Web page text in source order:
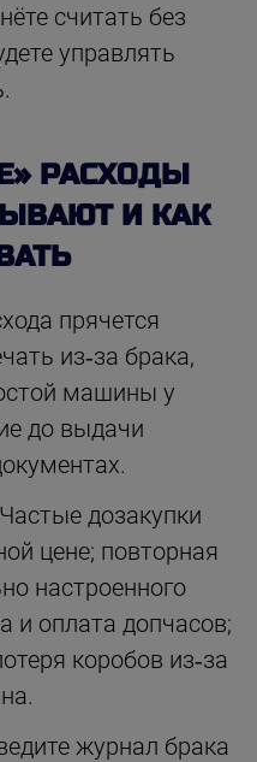
считать без
управлять
РАСХОДЫ
И КАК
прячется
из‑за брака,
машины у
до выдачи
Частые дозакупки
цене; повторная
настроенного
и оплата допчасов;
коробов из‑за
журнал брака